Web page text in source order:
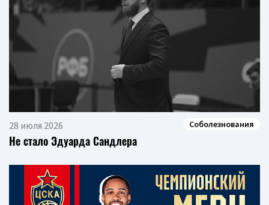
28 июля 2026 Соболезнования
Не стало Эдуарда Сандлера